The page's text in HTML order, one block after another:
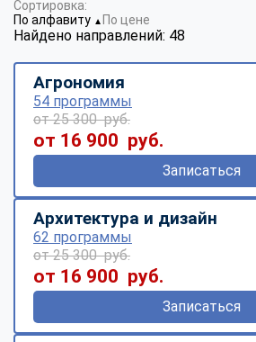
Найдено направлений: 48
Сортировка:
По алфавиту ▼ По цене
Агрономия
54 программы
от 25 300 руб.
от 16 900 руб.
Записаться
Архитектура и дизайн
62 программы
от 25 300 руб.
от 16 900 руб.
Записаться